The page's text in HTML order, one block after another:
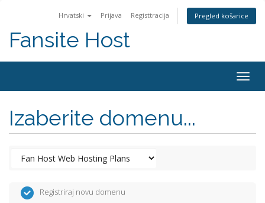
Hrvatski Prijava Registtracija Pregled košarice
Fansite Host
Izaberite domenu...
Registriraj novu domenu